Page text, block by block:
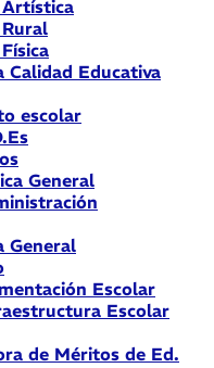
Artística
Calidad Educativa
escolar
General
General
Escolar
Escolar
de Méritos de Ed.